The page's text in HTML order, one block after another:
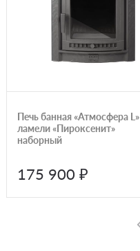
Печь банная «Атмосфера L»
ламели «Пироксенит»
наборный
175 900 ₽